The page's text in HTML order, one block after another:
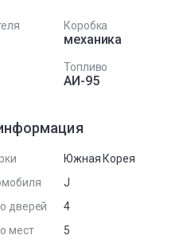
Коробка
механика
Топливо
АИ-95
Южная Корея
J
дверей
4
мест
5